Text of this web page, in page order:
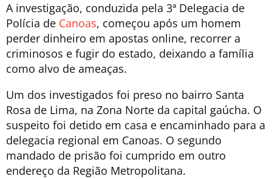
A investigação, conduzida pela 3ª Delegacia de
Polícia de Canoas, começou após um homem
perder dinheiro em apostas online, recorrer a
criminosos e fugir do estado, deixando a família
como alvo de ameaças.
Um dos investigados foi preso no bairro Santa
Rosa de Lima, na Zona Norte da capital gaúcha. O
suspeito foi detido em casa e encaminhado para a
delegacia regional em Canoas. O segundo
mandado de prisão foi cumprido em outro
endereço da Região Metropolitana.